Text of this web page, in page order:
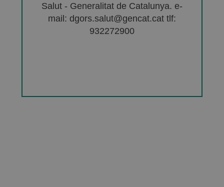
Salut - Generalitat de Catalunya. e-
mail: dgors.salut@gencat.cat tlf:
932272900